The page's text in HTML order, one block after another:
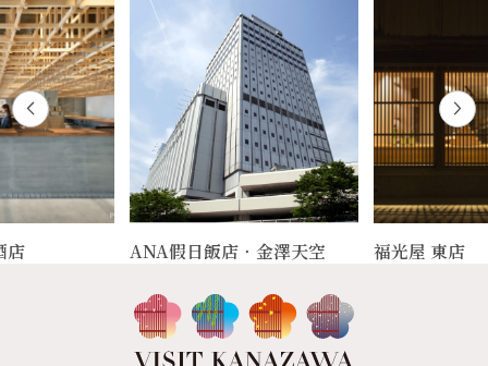
店 ANA假日飯店‧金澤天空 福光屋 東店